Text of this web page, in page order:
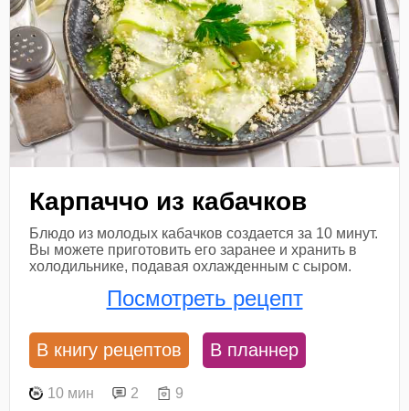
Карпаччо из кабачков
Блюдо из молодых кабачков создается за 10 минут.
Вы можете приготовить его заранее и хранить в
холодильнике, подавая охлажденным с сыром.
Посмотреть рецепт
В книгу рецептов В планнер
10 мин 2 9